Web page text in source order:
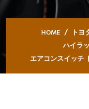
HOME トヨ
ハイラ
エアコンスイッチ